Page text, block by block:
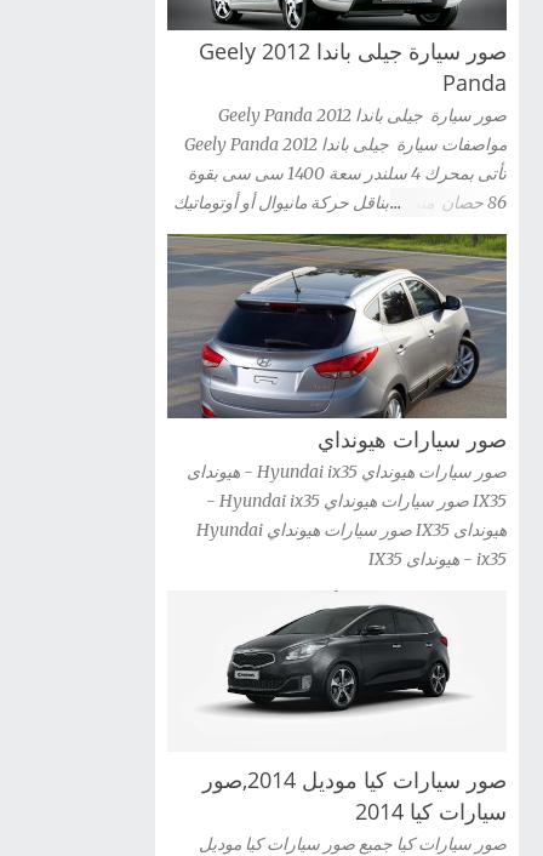
Sorento 2012 شاهد صور السيارة » صور سيارة
صور السيارة » صور سيارة كيا ريو 2012 kia Rio
2012 Kia Rio 3-door شاهد صور السيارة » صور
صور السيارة » صور سيارة كيا اوبتيما kia optima
2012 شاهد صور السيارة » صور سيارات كيا G...
صور سيارة جيلى باندا 2012 Geely
Panda
صور سيارة جيلى باندا 2012 Geely Panda
مواصفات سيارة جيلى باندا 2012 Geely Panda
تأتى بمحرك 4 سلندر سعة 1400 سى سى بقوة
86 حصان متصل بناقل حركة مانيوال أو أوتوماتيك
صور سيارة جيلى باندا 2012 Geely Panda
صور سيارات هيونداي
صور سيارات هيونداي Hyundai ix35 - هيونداى
IX35 صور سيارات هيونداي Hyundai ix35 -
هيونداى IX35 صور سيارات هيونداي Hyundai
ix35 - هيونداى IX35
صور سيارات كيا موديل 2014,صور
سيارات كيا 2014
صور سيارات كيا جميع صور سيارات كيا موديل